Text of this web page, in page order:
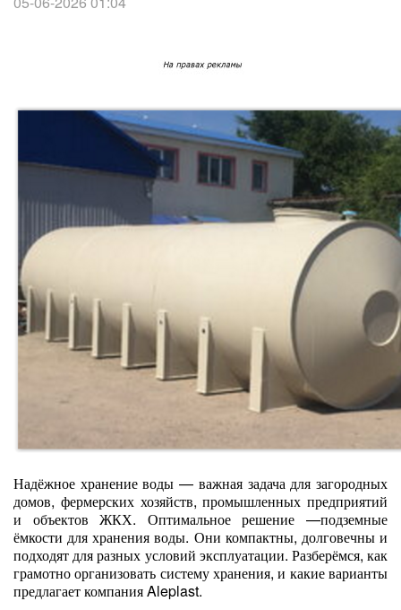
Надёжное хранение воды — важная задача для загородных
домов, фермерских хозяйств, промышленных предприятий
и объектов ЖКХ. Оптимальное решение —подземные
ёмкости для хранения воды. Они компактны, долговечны и
подходят для разных условий эксплуатации. Разберёмся, как
грамотно организовать систему хранения, и какие варианты
предлагает компания Aleplast.